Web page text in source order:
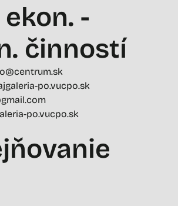
-
činností
po.vucpo.sk
po.vucpo.sk